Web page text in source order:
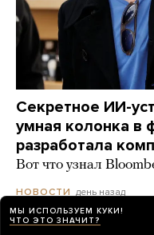
Секретное ИИ-
умная колонка в
разработала
Вот что узнал
НОВОСТИ день назад
МЫ ИСПОЛЬЗУЕМ КУКИ!
ЧТО ЭТО ЗНАЧИТ?